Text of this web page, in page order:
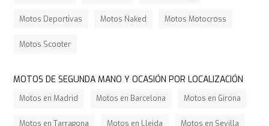
Motos Deportivas Motos Naked Motos Motocross
Motos Scooter
MOTOS DE SEGUNDA MANO Y OCASIÓN POR LOCALIZACIÓN
Motos en Madrid Motos en Barcelona Motos en Girona
Motos en Tarragona Motos en Lleida Motos en Sevilla